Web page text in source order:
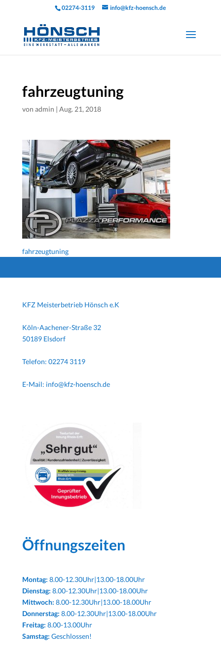
02274-3119 info@kfz-hoensch.de
fahrzeugtuning
von admin | Aug. 21, 2018
fahrzeugtuning
KFZ Meisterbetrieb Hönsch e.K
Köln-Aachener-Straße 32
50189 Elsdorf
Telefon: 02274 3119
E-Mail: info@kfz-hoensch.de
Öffnungszeiten
Montag: 8.00-12.30Uhr|13.00-18.00Uhr
Dienstag: 8.00-12.30Uhr|13.00-18.00Uhr
Mittwoch: 8.00-12.30Uhr|13.00-18.00Uhr
Donnerstag: 8.00-12.30Uhr|13.00-18.00Uhr
Freitag: 8.00-13.00Uhr
Samstag: Geschlossen!